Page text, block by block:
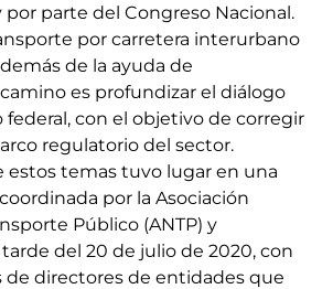
parte del Congreso Nacional.
por carretera interurbano
de la ayuda de
es profundizar el diálogo
con el objetivo de corregir
regulatorio del sector.
estos temas tuvo lugar en una
por la Asociación
Público (ANTP) y
del 20 de julio de 2020, con
de directores de entidades que